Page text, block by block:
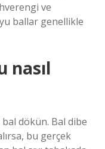
ve
ballar genellikle
nasıl
dökün. Bal dibe
bu gerçek